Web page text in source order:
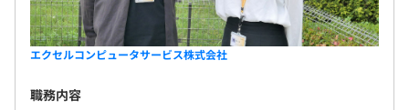
を学んでいる。
業務とは別に、社内のチーム体制でリーダーから画面設計
やプログラミングの課題を与えられ、技術力をさらに高め
エクセルコンピュータサービス株式会社
職務内容